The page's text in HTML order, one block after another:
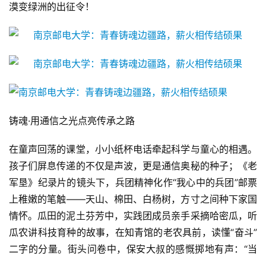
漠变绿洲的出征令！
铸魂·用通信之光点亮传承之路
在童声回荡的课堂，小小纸杯电话牵起科学与童心的相遇。
孩子们屏息传递的不仅是声波，更是通信奥秘的种子；《老
军垦》纪录片的镜头下，兵团精神化作“我心中的兵团”邮票
上稚嫩的笔触——天山、棉田、白杨树，方寸之间种下家国
情怀。瓜田的泥土芬芳中，实践团成员亲手采摘哈密瓜，听
瓜农讲科技育种的故事，在知青馆的老农具前，读懂“奋斗”
二字的分量。街头问卷中，保安大叔的感慨掷地有声：“当